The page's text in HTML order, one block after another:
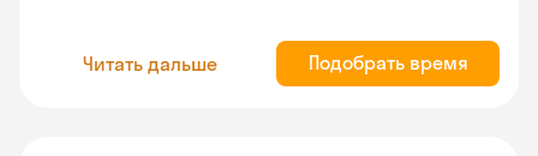
Читать дальше Подобрать время